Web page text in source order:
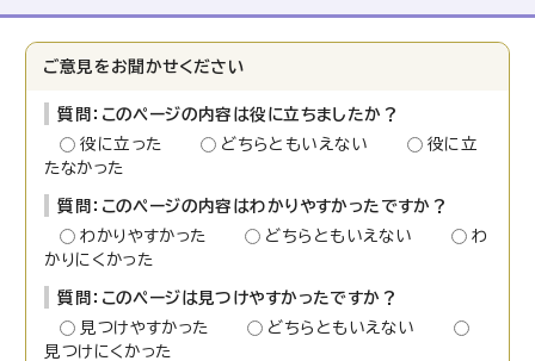
ご意見をお聞かせください
質問：このページの内容は役に立ちましたか？
役に立った
どちらともいえない
役に立
たなかった
質問：このページの内容はわかりやすかったですか？
わかりやすかった
どちらともいえない
わ
かりにくかった
質問：このページは見つけやすかったですか？
見つけやすかった
どちらともいえない
見つけにくかった